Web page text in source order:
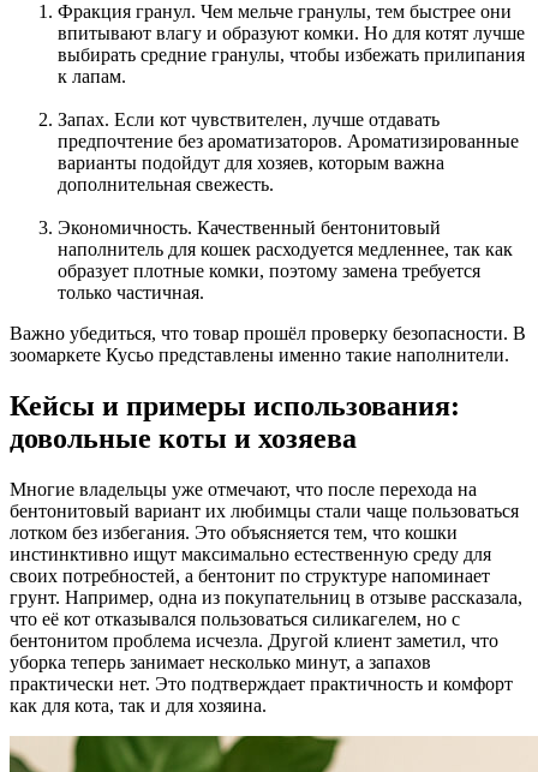
Фракция гранул. Чем мельче гранулы, тем быстрее они
впитывают влагу и образуют комки. Но для котят лучше
выбирать средние гранулы, чтобы избежать прилипания
к лапам.
Запах. Если кот чувствителен, лучше отдавать
предпочтение без ароматизаторов. Ароматизированные
варианты подойдут для хозяев, которым важна
дополнительная свежесть.
Экономичность. Качественный бентонитовый
наполнитель для кошек расходуется медленнее, так как
образует плотные комки, поэтому замена требуется
только частичная.
Важно убедиться, что товар прошёл проверку безопасности. В
зоомаркете Кусьо представлены именно такие наполнители.
Кейсы и примеры использования:
довольные коты и хозяева
Многие владельцы уже отмечают, что после перехода на
бентонитовый вариант их любимцы стали чаще пользоваться
лотком без избегания. Это объясняется тем, что кошки
инстинктивно ищут максимально естественную среду для
своих потребностей, а бентонит по структуре напоминает
грунт. Например, одна из покупательниц в отзыве рассказала,
что её кот отказывался пользоваться силикагелем, но с
бентонитом проблема исчезла. Другой клиент заметил, что
уборка теперь занимает несколько минут, а запахов
практически нет. Это подтверждает практичность и комфорт
как для кота, так и для хозяина.